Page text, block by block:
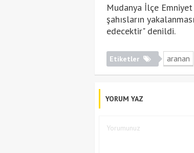
Mudanya İlçe
şahısların
edecektir" denildi.
Etiketler aranan
YORUM YAZ